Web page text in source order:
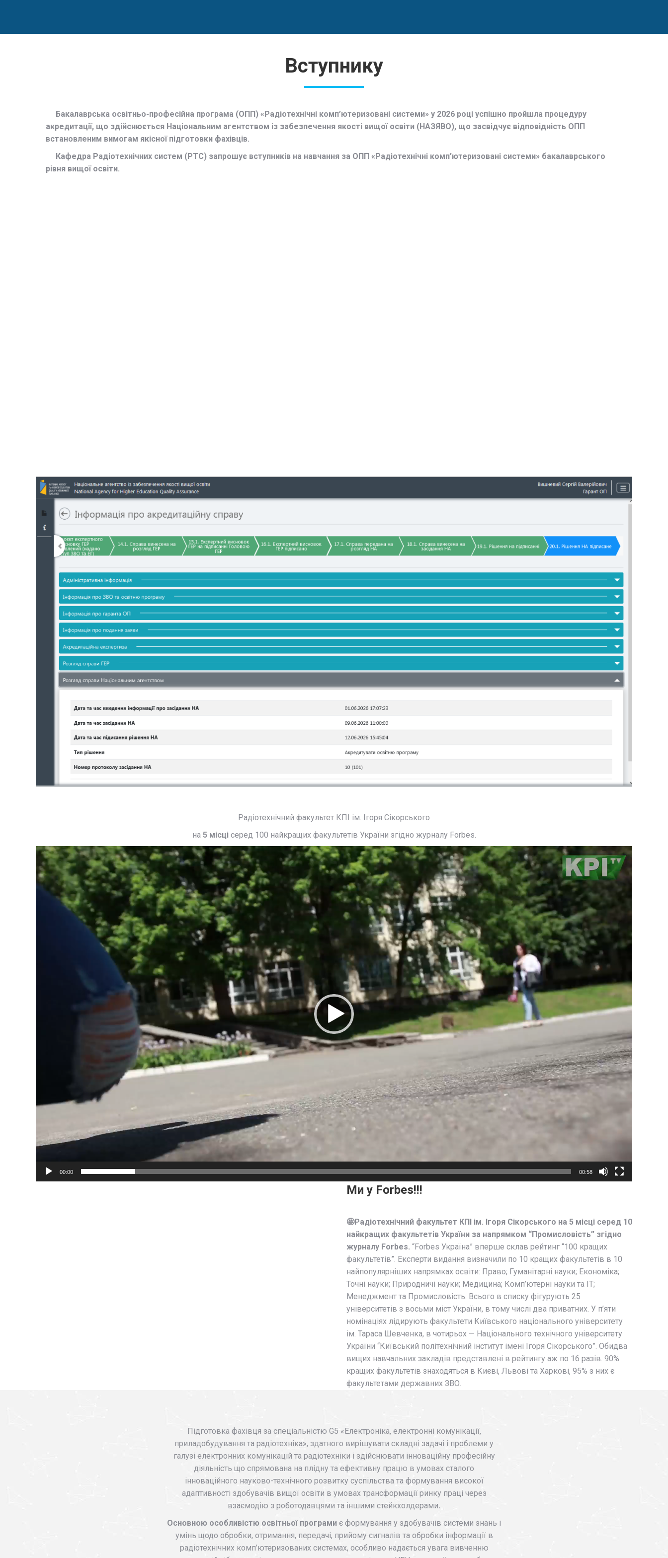
Вступнику
Бакалаврська освітньо-професійна програма (ОПП) «Радіотехнічні комп’ютеризовані системи» у 2026 році успішно пройшла процедуру
акредитації, що здійснюється Національним агентством із забезпечення якості вищої освіти (НАЗЯВО), що засвідчує відповідність ОПП
встановленим вимогам якісної підготовки фахівців.
Кафедра Радіотехнічних систем (РТС) запрошує вступників на навчання за ОПП «Радіотехнічні комп’ютеризовані системи» бакалаврського
рівня вищої освіти.
Радіотехнічний факультет КПІ ім. Ігоря Сікорського
на5 місцісеред 100 найкращих факультетів України згідно журналу Forbes.
Відеопрогравач
00:00 00:58
Ми у Forbеs!!!
🤩Радіотехнічний факультет КПІ ім. Ігоря Сікорського на 5 місці серед 10
найкращих факультетів України за напрямком “Промисловість” згідно
журналу Forbes. “Forbes Україна” вперше склав рейтинг “100 кращих
факультетів”. Експерти видання визначили по 10 кращих факультетів в 10
найпопулярніших напрямках освіти: Право; Гуманітарні науки; Економіка;
Точні науки; Природничі науки; Медицина; Комп’ютерні науки та IT;
Менеджмент та Промисловість. Всього в списку фігурують 25
університетів з восьми міст України, в тому числі два приватних. У п’яти
номінаціях лідирують факультети Київського національного університету
ім. Тараса Шевченка, в чотирьох — Національного технічного університету
України “Київський політехнічний інститут імені Ігоря Сікорського”. Обидва
вищих навчальних закладів представлені в рейтингу аж по 16 разів. 90%
кращих факультетів знаходяться в Києві, Львові та Харкові, 95% з них є
факультетами державних ЗВО.
Підготовка фахівця за спеціальністю G5 «Електроніка, електронні комунікації,
приладобудування та радіотехніка», здатного вирішувати складні задачі і проблеми у
галузі електронних комунікацій та радіотехніки і здійснювати інноваційну професійну
діяльність що спрямована на плідну та ефективну працю в умовах сталого
інноваційного науково-технічного розвитку суспільства та формування високої
адаптивності здобувачів вищої освіти в умовах трансформації ринку праці через
взаємодію з роботодавцями та іншими стейкхолдерами.
Основною особливістю освітньої програми є формування у здобувачів системи знань і
умінь щодо обробки, отримання, передачі, прийому сигналів та обробки інформації в
радіотехнічних комп’ютеризованих системах, особливо надається увага вивченню